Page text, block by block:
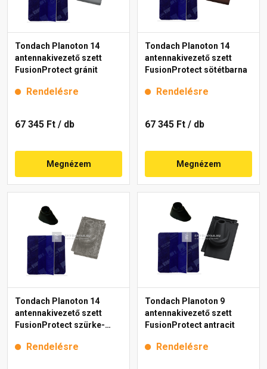
Tondach Planoton 14
antennakivezető szett
FusionProtect gránit
Rendelésre
67 345 Ft / db
Megnézem
Tondach Planoton 14
antennakivezető szett
FusionProtect sötétbarna
Rendelésre
67 345 Ft / db
Megnézem
Tondach Planoton 14
antennakivezető szett
FusionProtect szürke-
Rendelésre
Tondach Planoton 9
antennakivezető szett
FusionProtect antracit
Rendelésre